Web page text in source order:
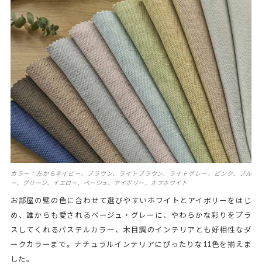
カラー：左からネイビー、ブラウン、ライトブラウン、ライトグレー、ピンク、ブル
ー、グリーン、イエロー、ベージュ、アイボリー、オフホワイト
お部屋の壁の色に合わせて選びやすいホワイトとアイボリーをはじ
め、誰からも愛されるベージュ・グレーに、やわらかな彩りをプラ
スしてくれるパステルカラー、木目調のインテリアとも好相性なダ
ークカラーまで。ナチュラルインテリアにぴったりな11色を揃えま
した。